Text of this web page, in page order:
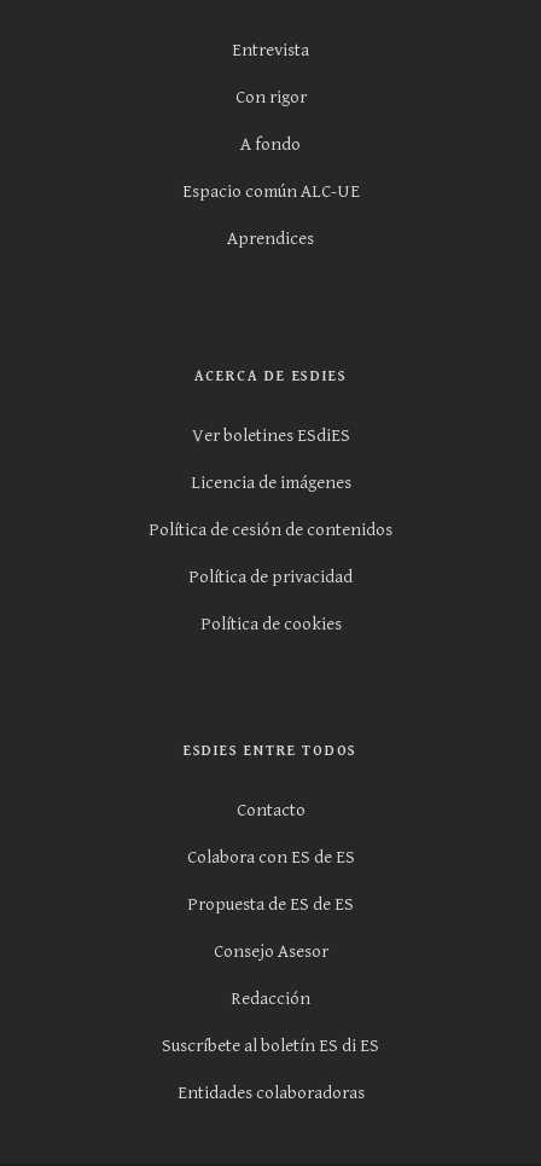
Entrevista
Con rigor
A fondo
Espacio común ALC-UE
Aprendices
ACERCA DE ESDIES
Ver boletines ESdiES
Licencia de imágenes
Política de cesión de contenidos
Política de privacidad
Política de cookies
ESDIES ENTRE TODOS
Contacto
Colabora con ES de ES
Propuesta de ES de ES
Consejo Asesor
Redacción
Suscríbete al boletín ES di ES
Entidades colaboradoras